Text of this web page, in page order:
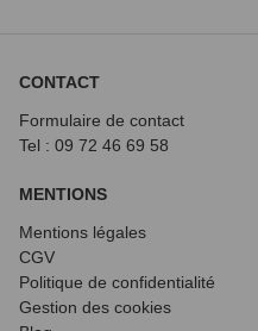
CONTACT
Formulaire de contact
Tel : 09 72 46 69 58
MENTIONS
Mentions légales
CGV
Politique de confidentialité
Gestion des cookies